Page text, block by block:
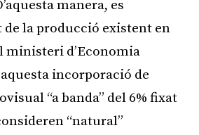
manera, es
la producció existent en
ministeri d’Economia
incorporació de
“a banda” del 6% fixat
“natural”